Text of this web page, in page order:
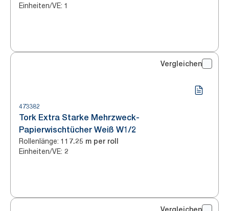
Einheiten/VE: 1
Vergleichen
473382
Tork Extra Starke Mehrzweck-
Papierwischtücher Weiß W1/2
Rollenlänge: 117.25 m per roll
Einheiten/VE: 2